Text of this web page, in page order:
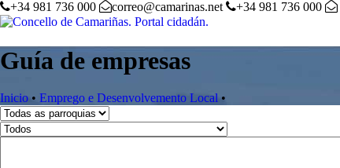
+34 981 736 000 correo@camarinas.net +34 981 736 000
Guía de empresas
Inicio • Emprego e Desenvolvemento Local •